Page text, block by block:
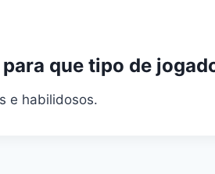
que tipo de
e habilidosos.